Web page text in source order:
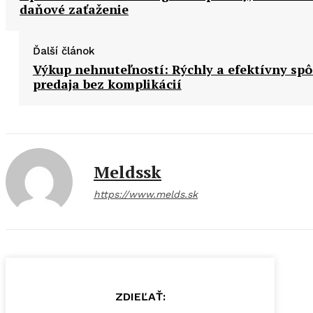
daňové zaťaženie
Ďalší článok
Výkup nehnuteľností: Rýchly a efektívny
predaja bez komplikácií
Meldssk
https://www.melds.sk
ZDIEĽAŤ: